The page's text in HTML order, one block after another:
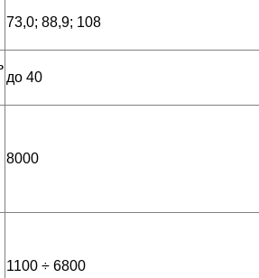
73,0; 88,9; 108
до 40
8000
1100 ÷ 6800